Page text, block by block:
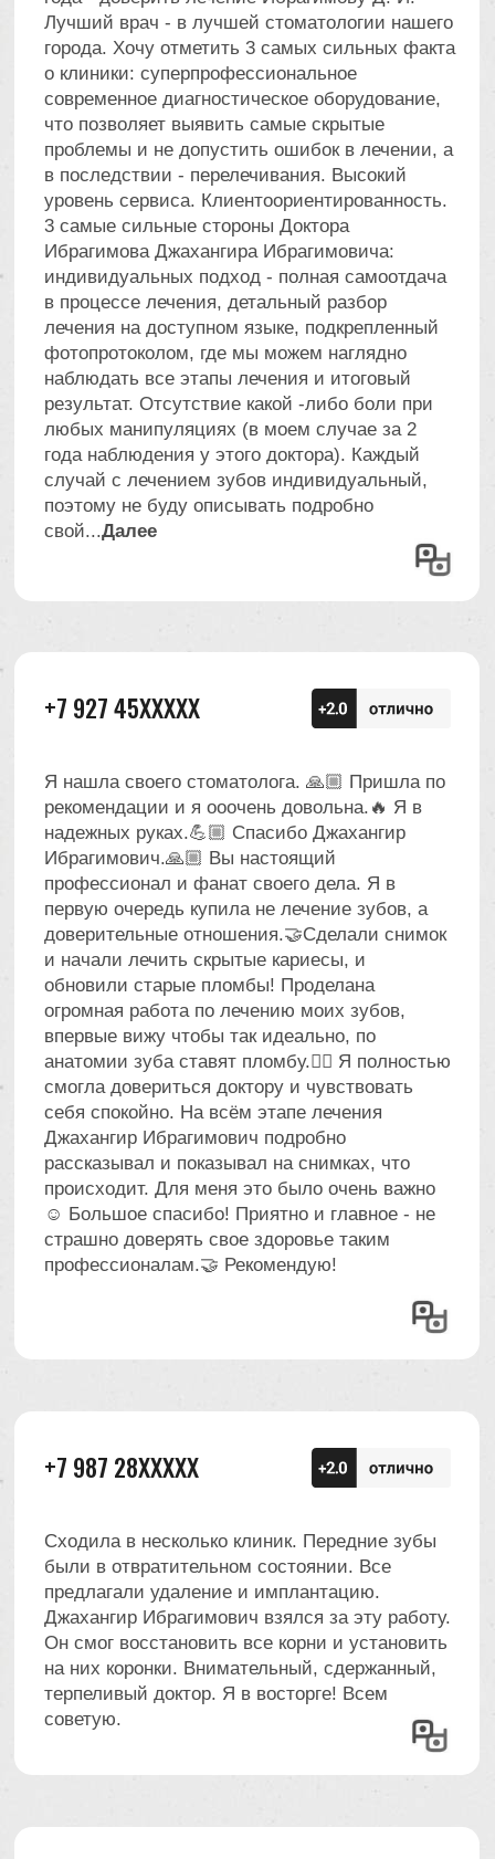
+7 967 46XXXXX
Если бы у меня в детстве был такой доктор
как др. Ибрагимов Д.И., то я бы не обходила
стоматологические клиники 10-й дорогой),
побольше бы таких докторов. Приятный врач,
доступно объясняет, грамотная речь, харизма.
Удалил безболезненно нерв под коронкой и
запломбировал. 👏👌 Выражаю огромную
благодарность за профессионализм и доброе
отношение врачу и его ассистенту. 👏 От
посещения стоматологии​, начиная с
регистратуры и заканчивая кабинетом врача,
остались очень(!) положительные
впечатления. Спасибо Вам др. Ибрагимов
Д.И. С наступающим вас всех. ☃️🌲
Наведите, чтобы
увидеть фото
Наведите, чтобы
увидеть фото
увидеть фото
Лечение зубов следует начинатьна ранней
ограничиться минимально инвазивными
Наведите, чтобы
увидеть фото
Примеры работ доктора